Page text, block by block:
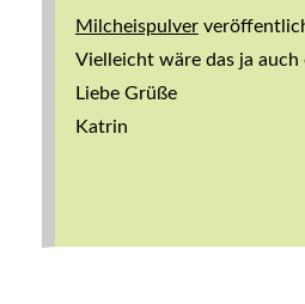
Milcheispulver
Vielleicht wäre das ja
Liebe Grüße
Katrin